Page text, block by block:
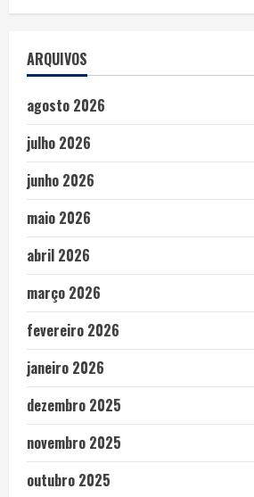
ARQUIVOS
agosto 2026
julho 2026
junho 2026
maio 2026
abril 2026
março 2026
fevereiro 2026
janeiro 2026
dezembro 2025
novembro 2025
outubro 2025